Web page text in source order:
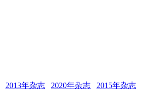
2013年杂志 2020年杂志 2015年杂志